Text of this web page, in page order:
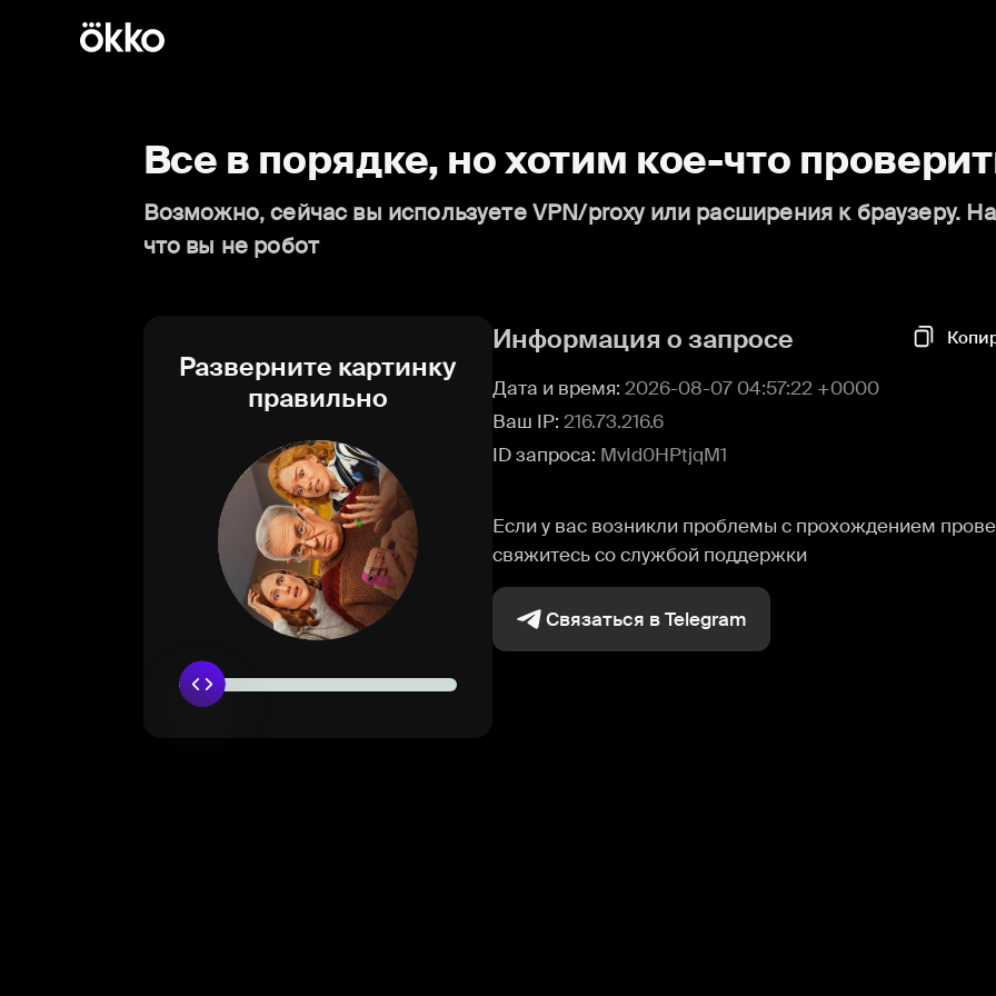
Все в порядке, но хотим кое-что
Возможно, сейчас вы используете VPN/proxy или расширения к браузеру.
что вы не робот
Разверните картинку
правильно
Информация о запросе
Дата и время: 2026-08-07 04:57:22 +0000
Ваш IP: 216.73.216.6
ID запроса: MvId0HPtjqM1
Если у вас возникли проблемы с прохождением
свяжитесь со службой поддержки
Связаться в Telegram